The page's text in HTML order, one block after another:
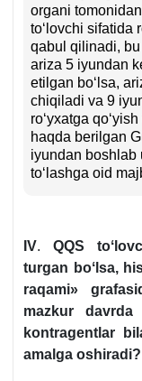
organi
toʻlovchi sifatida
qabul qilinadi,
ariza 5 iyundan
etilgan boʻlsa,
chiqiladi va 9
roʻyхatga
haqda berilgan
iyundan boshlab
toʻlashga oid
IV. QQS
turgan boʻlsa,
raqami»
mazkur
kontragentlar
amalga oshiradi?